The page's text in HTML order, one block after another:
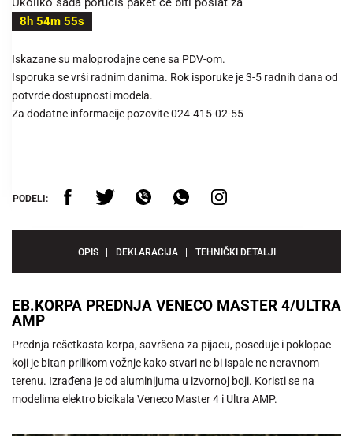
8h 54m 55s
Iskazane su maloprodajne cene sa PDV-om.
Isporuka se vrši radnim danima. Rok isporuke je 3-5 radnih dana od
potvrde dostupnosti modela.
Za dodatne informacije pozovite 024-415-02-55
PODELI:
OPIS DEKLARACIJA TEHNIČKI DETALJI
EB.KORPA PREDNJA VENECO MASTER 4/ULTRA
AMP
Prednja rešetkasta korpa, savršena za pijacu, poseduje i poklopac
koji je bitan prilikom vožnje kako stvari ne bi ispale ne neravnom
terenu. Izrađena je od aluminijuma u izvornoj boji. Koristi se na
modelima elektro bicikala Veneco Master 4 i Ultra AMP.